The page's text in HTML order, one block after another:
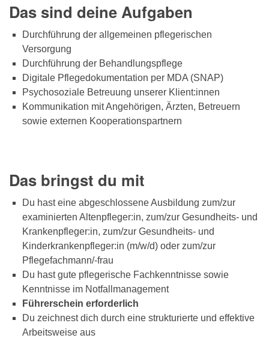
Das sind deine Aufgaben
Durchführung der allgemeinen pflegerischen
Versorgung
Durchführung der Behandlungspflege
Digitale Pflegedokumentation per MDA (SNAP)
Psychosoziale Betreuung unserer Klient:innen
Kommunikation mit Angehörigen, Ärzten, Betreuern
sowie externen Kooperationspartnern
Das bringst du mit
Du hast eine abgeschlossene Ausbildung zum/zur
examinierten Altenpfleger:in, zum/zur Gesundheits- und
Krankenpfleger:in, zum/zur Gesundheits- und
Kinderkrankenpfleger:in (m/w/d) oder zum/zur
Pflegefachmann/-frau
Du hast gute pflegerische Fachkenntnisse sowie
Kenntnisse im Notfallmanagement
Führerschein erforderlich
Du zeichnest dich durch eine strukturierte und effektive
Arbeitsweise aus